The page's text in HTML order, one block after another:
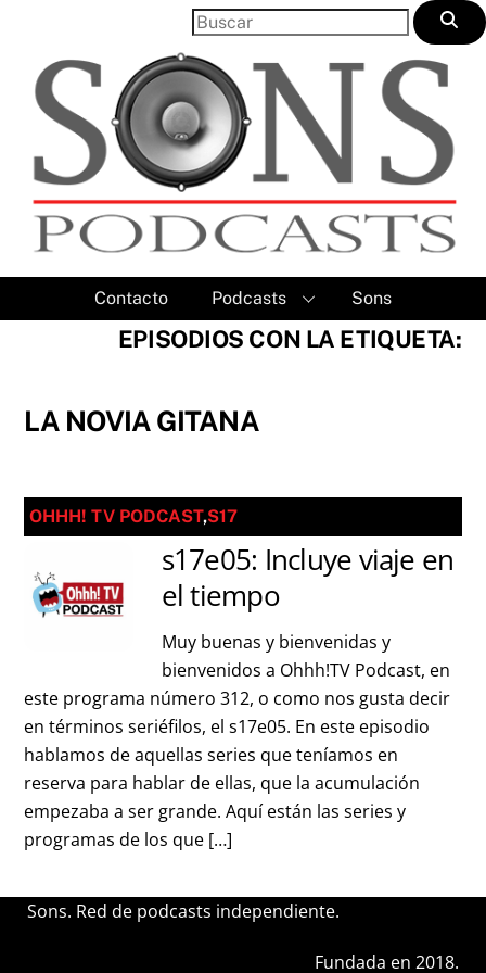
content
Contacto Podcasts Sons
EPISODIOS CON LA ETIQUETA:
LA NOVIA GITANA
OHHH! TV PODCAST,S17
s17e05: Incluye viaje en
el tiempo
Muy buenas y bienvenidas y
bienvenidos a Ohhh!TV Podcast, en
este programa número 312, o como nos gusta decir
en términos seriéfilos, el s17e05. En este episodio
hablamos de aquellas series que teníamos en
reserva para hablar de ellas, que la acumulación
empezaba a ser grande. Aquí están las series y
programas de los que […]
Sons. Red de podcasts independiente.
Fundada en 2018.